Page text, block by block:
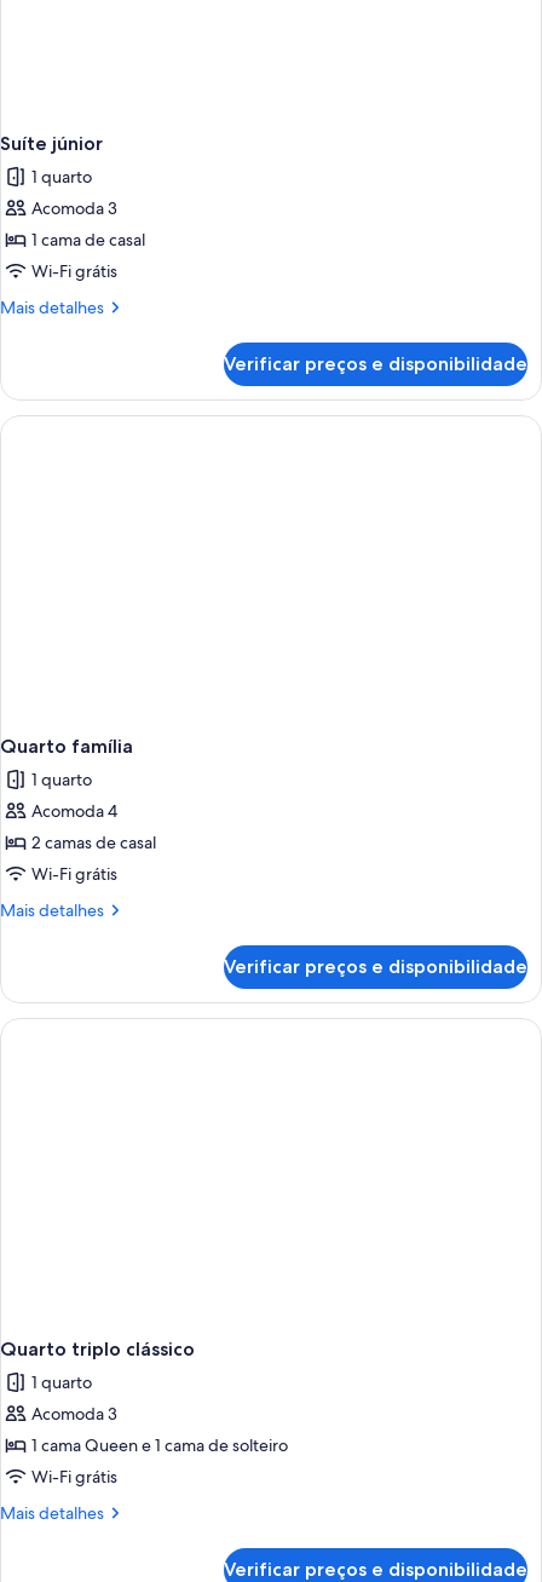
Suíte júnior
1 quarto
Acomoda 3
1 cama de casal
Wi-Fi grátis
Mais detalhes
Mais
júnior
Verificar preços e disponibilidade
Quarto família
1 quarto
Acomoda 4
2 camas de casal
Wi-Fi grátis
Mais detalhes
Mais
família
Verificar preços e disponibilidade
Quarto triplo clássico
1 quarto
Acomoda 3
1 cama Queen e 1 cama de solteiro
Wi-Fi grátis
Mais detalhes
Mais
Verificar preços e disponibilidade